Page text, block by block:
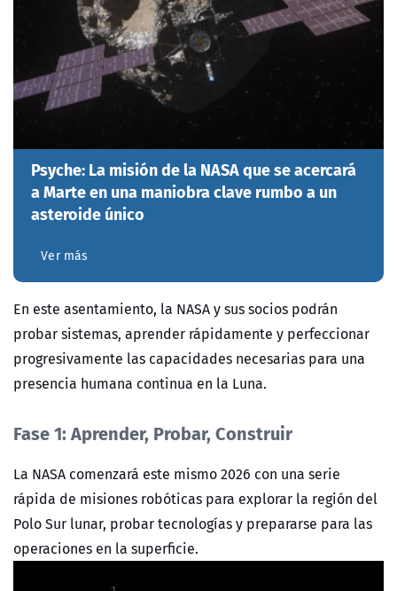
Psyche: La misión de la NASA que se acercará
a Marte en una maniobra clave rumbo a un
asteroide único
Ver más
En este asentamiento, la NASA y sus socios podrán
probar sistemas, aprender rápidamente y perfeccionar
progresivamente las capacidades necesarias para una
presencia humana continua en la Luna.
Fase 1: Aprender, Probar, Construir
La NASA comenzará este mismo 2026 con una serie
rápida de misiones robóticas para explorar la región del
Polo Sur lunar, probar tecnologías y prepararse para las
operaciones en la superficie.